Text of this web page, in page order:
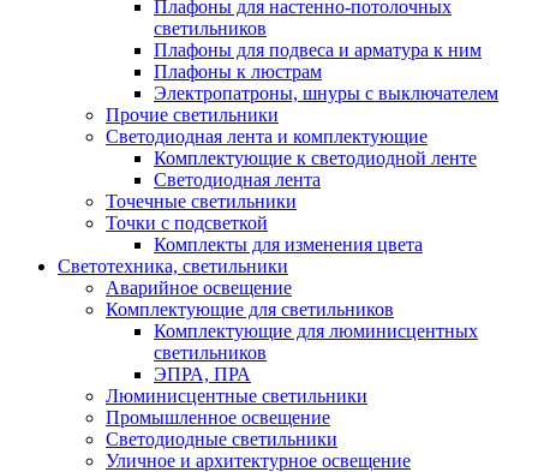
Плафоны для настенно-потолочных
светильников
Плафоны для подвеса и арматура к ним
Плафоны к люстрам
Электропатроны, шнуры с выключателем
Прочие светильники
Светодиодная лента и комплектующие
Комплектующие к светодиодной ленте
Светодиодная лента
Точечные светильники
Точки с подсветкой
Комплекты для изменения цвета
Светотехника, светильники
Аварийное освещение
Комплектующие для светильников
Комплектующие для люминисцентных
светильников
ЭПРА, ПРА
Люминисцентные светильники
Промышленное освещение
Светодиодные светильники
Уличное и архитектурное освещение